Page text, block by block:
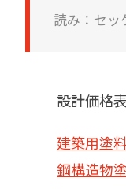
建築・重防
塗料の開発
読み：セッ
設計価格
建築用塗
鋼構造物